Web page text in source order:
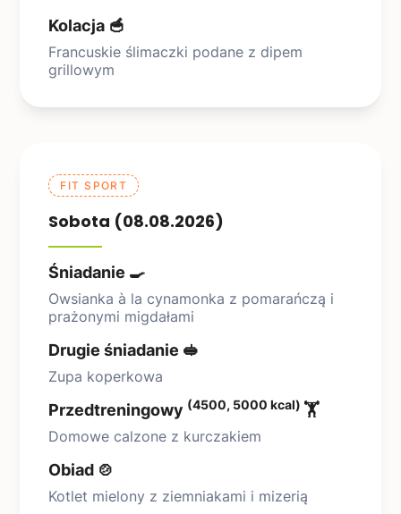
Kolacja 🥣
Francuskie ślimaczki podane z dipem
grillowym
FIT SPORT
Sobota (08.08.2026)
Śniadanie 🍳
Owsianka à la cynamonka z pomarańczą i
prażonymi migdałami
Drugie śniadanie 🥪
Zupa koperkowa
Przedtreningowy (4500, 5000 kcal) 🏋️
Domowe calzone z kurczakiem
Obiad 🍲
Kotlet mielony z ziemniakami i mizerią